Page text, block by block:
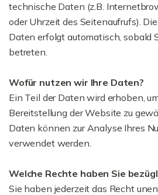
technische Daten (z.B.
oder Uhrzeit des Seitenaufrufs).
Daten erfolgt automatisch, sobald
betreten.
Wofür nutzen wir Ihre Daten?
Ein Teil der Daten wird erhoben,
Bereitstellung der Website zu
Daten können zur Analyse Ihres
verwendet werden.
Welche Rechte haben Sie
Sie haben jederzeit das Recht